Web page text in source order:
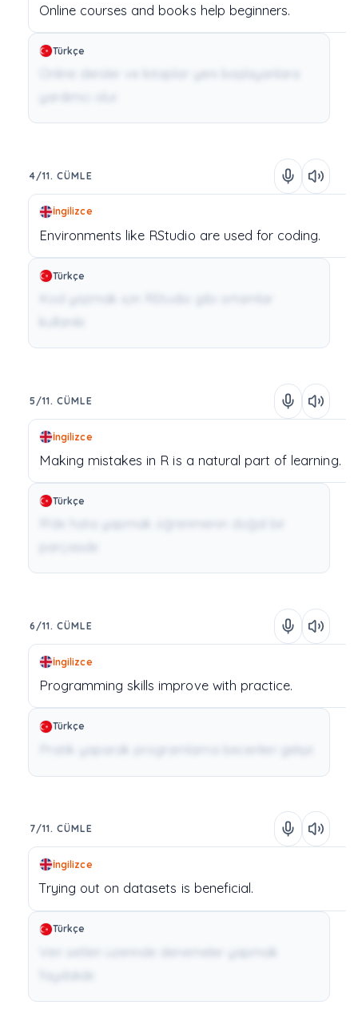
Online courses and books help beginners.
Türkçe
4/11. CÜMLE
İngilizce
Environments like RStudio are used for coding.
Türkçe
5/11. CÜMLE
İngilizce
Making mistakes in R is a natural part of learning.
Türkçe
6/11. CÜMLE
İngilizce
Programming skills improve with practice.
Türkçe
7/11. CÜMLE
İngilizce
Trying out on datasets is beneficial.
Türkçe
Veri setleri üzerinde denemeler yapmak